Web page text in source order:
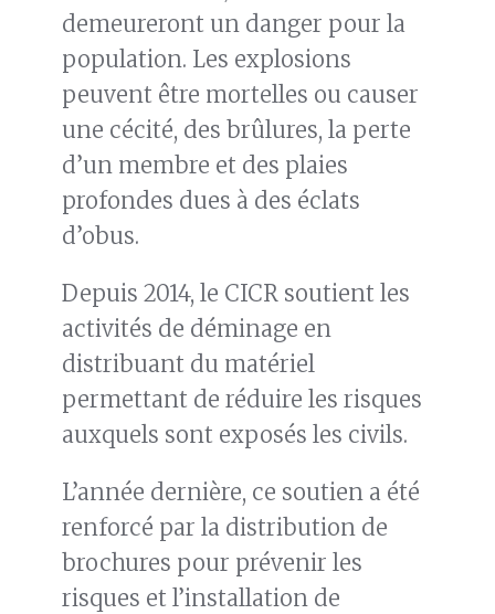
demeureront un danger pour la
population. Les explosions
peuvent être mortelles ou causer
une cécité, des brûlures, la perte
d’un membre et des plaies
profondes dues à des éclats
d’obus.
Depuis 2014, le CICR soutient les
activités de déminage en
distribuant du matériel
permettant de réduire les risques
auxquels sont exposés les civils.
L’année dernière, ce soutien a été
renforcé par la distribution de
brochures pour prévenir les
risques et l’installation de